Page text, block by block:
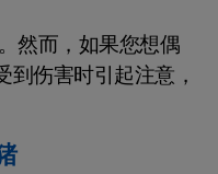
然而，如果您想偶
伤害时引起注意，